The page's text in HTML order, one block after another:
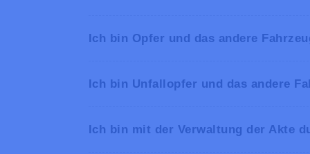
Ich bin Opfer und das andere
Ich bin Unfallopfer und das andere
www.bbaa-bbav.be
Ich bin mit der Verwaltung der Akte